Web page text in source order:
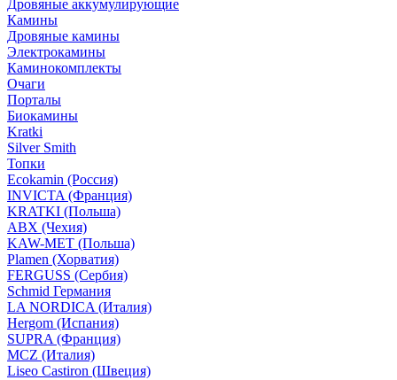
Дровяные аккумулирующие
Камины
Дровяные камины
Электрокамины
Каминокомплекты
Очаги
Порталы
Биокамины
Kratki
Silver Smith
Топки
Ecokamin (Россия)
INVICTA (Франция)
KRATKI (Польша)
ABX (Чехия)
KAW-MET (Польша)
Plamen (Хорватия)
FERGUSS (Сербия)
Schmid Германия
LA NORDICA (Италия)
Hergom (Испания)
SUPRA (Франция)
MCZ (Италия)
Liseo Castiron (Швеция)